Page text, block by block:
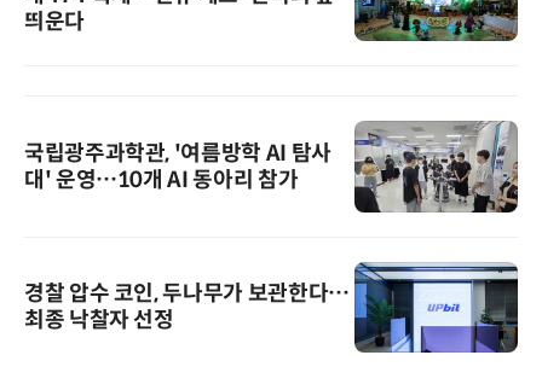
띄운다
국립광주과학관, '여름방학 AI 탐사
대' 운영…10개 AI 동아리 참가
경찰 압수 코인, 두나무가 보관한다…
최종 낙찰자 선정